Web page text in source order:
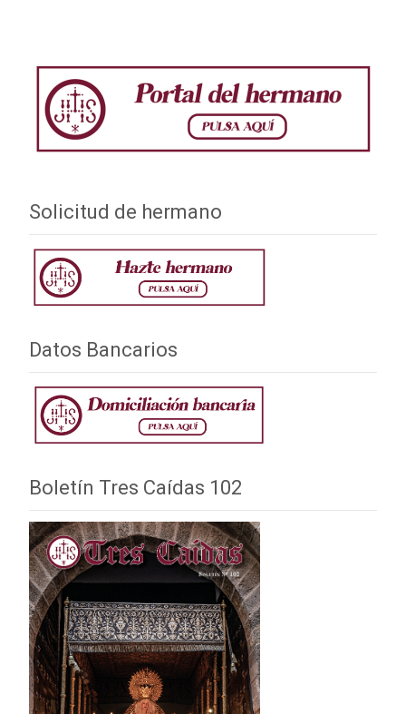
Solicitud de hermano
Datos Bancarios
Boletín Tres Caídas 102